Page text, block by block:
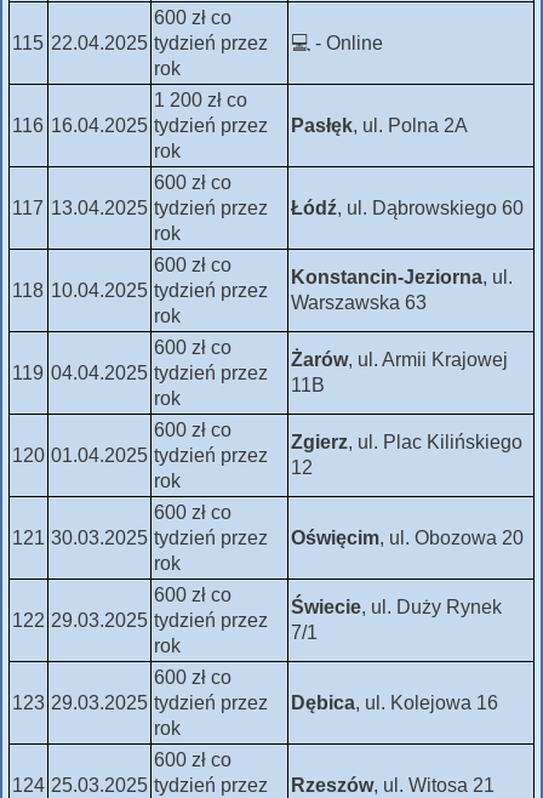
115 22.04.2025
600 zł co
tydzień przez
rok
💻 - Online
116 16.04.2025
1 200 zł co
tydzień przez
rok
Pasłęk, ul. Polna 2A
117 13.04.2025
600 zł co
tydzień przez
rok
Łódź, ul. Dąbrowskiego 60
118 10.04.2025
600 zł co
tydzień przez
rok
Konstancin-Jeziorna, ul.
Warszawska 63
119 04.04.2025
600 zł co
tydzień przez
rok
Żarów, ul. Armii Krajowej
11B
120 01.04.2025
600 zł co
tydzień przez
rok
Zgierz, ul. Plac Kilińskiego
12
121 30.03.2025
600 zł co
tydzień przez
rok
Oświęcim, ul. Obozowa 20
122 29.03.2025
600 zł co
tydzień przez
rok
Świecie, ul. Duży Rynek
7/1
123 29.03.2025
600 zł co
tydzień przez
rok
Dębica, ul. Kolejowa 16
124 25.03.2025
600 zł co
tydzień przez
Rzeszów, ul. Witosa 21